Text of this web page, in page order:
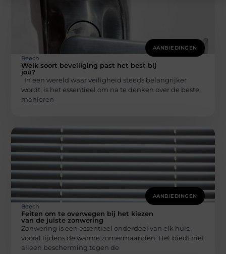
AANBIEDINGEN
Beech
Welk soort beveiliging past het best bij
jou?
In een wereld waar veiligheid steeds belangrijker
wordt, is het essentieel om na te denken over de beste
manieren
AANBIEDINGEN
Beech
Feiten om te overwegen bij het kiezen
van de juiste zonwering
Zonwering is een essentieel onderdeel van elk huis,
vooral tijdens de warme zomermaanden. Het biedt niet
alleen bescherming tegen de